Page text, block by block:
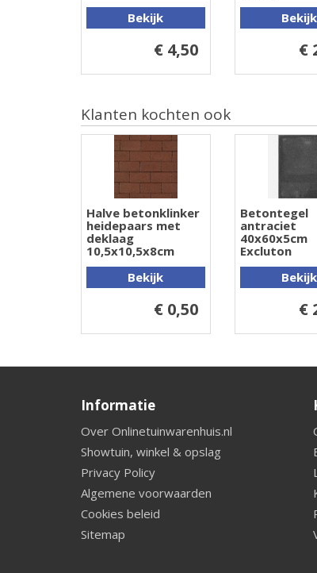
Bekijk
€ 4,50
Bekijk
€
Klanten kochten ook
Halve betonklinker
heidepaars met
deklaag
10,5x10,5x8cm
Bekijk
€ 0,50
Betontegel
antraciet
40x60x5cm
Excluton
Bekijk
€
Informatie
Over Onlinetuinwarenhuis.nl
Showtuin, winkel & opslag
Privacy Policy
Algemene voorwaarden
Cookies beleid
Sitemap